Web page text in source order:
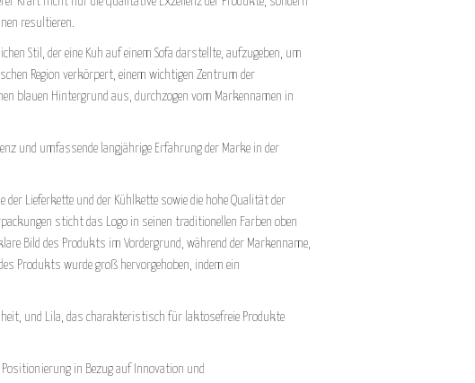
resultieren.
Stil, der eine Kuh auf einem Sofa darstellte, aufzugeben, um
Region verkörpert, einem wichtigen Zentrum der
blauen Hintergrund aus, durchzogen vom Markennamen in
und umfassende langjährige Erfahrung der Marke in der
Lieferkette und der Kühlkette sowie die hohe Qualität der
sticht das Logo in seinen traditionellen Farben oben
Bild des Produkts im Vordergrund, während der Markenname,
Produkts wurde groß hervorgehoben, indem ein
und Lila, das charakteristisch für laktosefreie Produkte
in Bezug auf Innovation und